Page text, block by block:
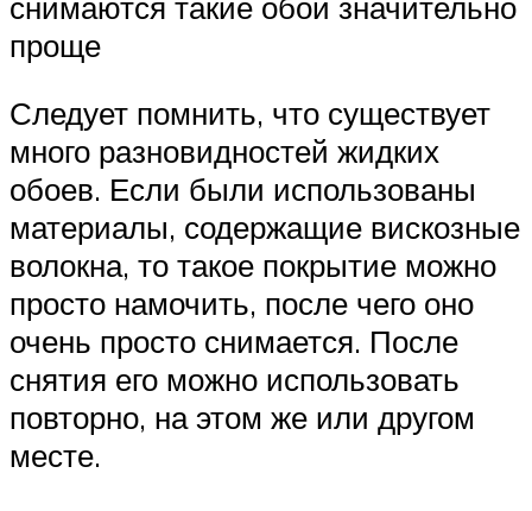
проще
Следует помнить, что существует
много разновидностей жидких
обоев. Если были использованы
материалы, содержащие вискозные
волокна, то такое покрытие можно
просто намочить, после чего оно
очень просто снимается. После
снятия его можно использовать
повторно, на этом же или другом
месте.